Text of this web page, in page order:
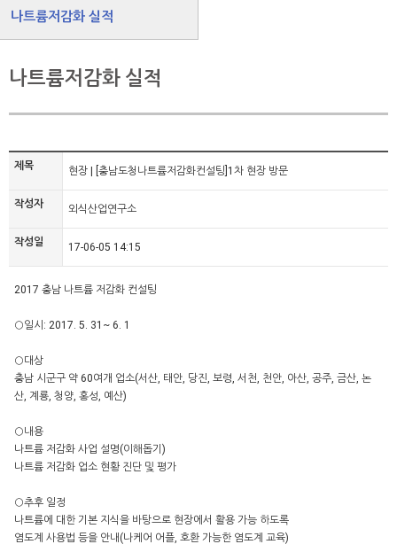
나트륨저감화 실적
나트륨저감화 실적
제목 현장 | [충남도청나트륨저감화컨설팅]1차 현장 방문
작성자 외식산업연구소
작성일 17-06-05 14:15
2017 충남 나트륨 저감화 컨설팅
○일시: 2017. 5. 31~ 6. 1
○대상
충남 시군구 약 60여개 업소(서산, 태안, 당진, 보령, 서천, 천안, 아산, 공주, 금산, 논
산, 계룡, 청양, 홍성, 예산)
○내용
나트륨 저감화 사업 설명(이해돕기)
나트륨 저감화 업소 현황 진단 및 평가
○추후 일정
나트륨에 대한 기본 지식을 바탕으로 현장에서 활용 가능 하도록
염도계 사용법 등을 안내(나케어 어플, 호환 가능한 염도계 교육)